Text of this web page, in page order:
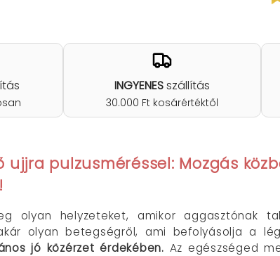
INGYENESszállítás
30.000 Ft kosárértéktől
ujjra pulzusméréssel: Mozgás
olyan helyzeteket, amikor aggasztónak
olyan betegségről, ami befolyásolja a
jó közérzet érdekében. Az egészséged